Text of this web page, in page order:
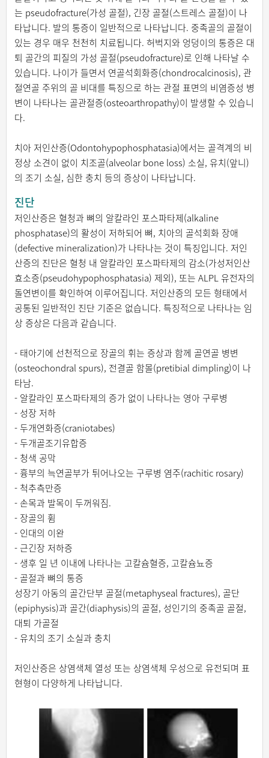
는 pseudofracture(가성 골절), 긴장 골절(스트레스 골절)이 나
타납니다. 발의 통증이 일반적으로 나타납니다. 중족골의 골절이
있는 경우 매우 천천히 치료됩니다. 허벅지와 엉덩이의 통증은 대
퇴 골간의 피질의 가성 골절(pseudofracture)로 인해 나타날 수
있습니다. 나이가 들면서 연골석회화증(chondrocalcinosis), 관
절연골 주위의 골 비대를 특징으로 하는 관절 표면의 비염증성 병
변이 나타나는 골관절증(osteoarthropathy)이 발생할 수 있습니
다.
치아 저인산증(Odontohypophosphatasia)에서는 골격계의 비
정상 소견이 없이 치조골(alveolar bone loss) 소실, 유치(앞니)
의 조기 소실, 심한 충치 등의 증상이 나타납니다.
진단
저인산증은 혈청과 뼈의 알칼라인 포스파타제(alkaline
phosphatase)의 활성이 저하되어 뼈, 치아의 골석회화 장애
(defective mineralization)가 나타나는 것이 특징입니다. 저인
산증의 진단은 혈청 내 알칼라인 포스파타제의 감소(가성저인산
효소증(pseudohypophosphatasia) 제외), 또는 ALPL 유전자의
돌연변이를 확인하여 이루어집니다. 저인산증의 모든 형태에서
공통된 일반적인 진단 기준은 없습니다. 특징적으로 나타나는 임
상 증상은 다음과 같습니다.
- 태아기에 선천적으로 장골의 휘는 증상과 함께 골연골 병변
(osteochondral spurs), 전결골 함몰(pretibial dimpling)이 나
타남.
- 알칼라인 포스파타제의 증가 없이 나타나는 영아 구루병
- 성장 저하
- 두개연화증(craniotabes)
- 두개골조기유합증
- 청색 공막
- 흉부의 늑연골부가 튀어나오는 구루병 염주(rachitic rosary)
- 척추측만증
- 손목과 발목이 두꺼워짐.
- 장골의 휨
- 인대의 이완
- 근긴장 저하증
- 생후 일 년 이내에 나타나는 고칼슘혈증, 고칼슘뇨증
- 골절과 뼈의 통증
성장기 아동의 골간단부 골절(metaphyseal fractures), 골단
(epiphysis)과 골간(diaphysis)의 골절, 성인기의 중족골 골절,
대퇴 가골절
- 유치의 조기 소실과 충치
저인산증은 상염색체 열성 또는 상염색체 우성으로 유전되며 표
현형이 다양하게 나타납니다.